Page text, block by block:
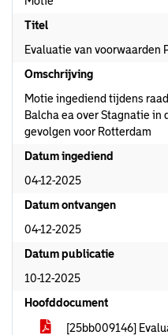
Titel
Evaluatie van voorwaarden
Omschrijving
Motie ingediend tijdens
Balcha ea over Stagnatie in
gevolgen voor Rotterdam
Datum ingediend
04-12-2025
Datum ontvangen
04-12-2025
Datum publicatie
10-12-2025
Hoofddocument
[25bb009146]